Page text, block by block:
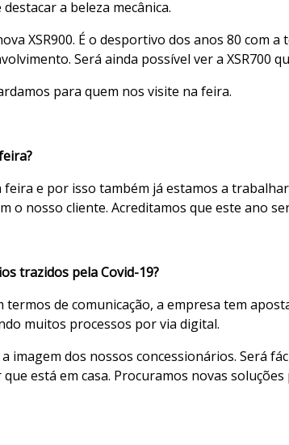
a beleza mecânica.
XSR900. É o desportivo dos anos 80 com
Será ainda possível ver a XSR700
para quem nos visite na feira.
e por isso também já estamos a
o nosso cliente. Acreditamos que este ano
trazidos pela Covid-19?
termos de comunicação, a empresa tem
muitos processos por via digital.
imagem dos nossos concessionários. Será
está em casa. Procuramos novas